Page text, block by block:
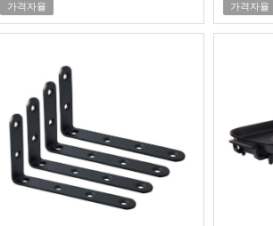
가격자율 가격자율